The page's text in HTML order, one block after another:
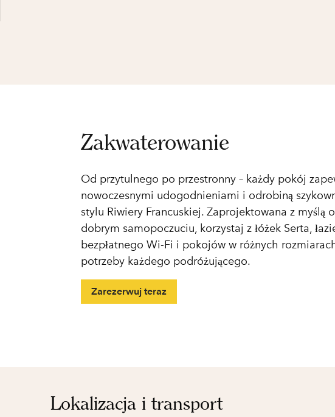
Zakwaterowanie
Od przytulnego po przestronny – każdy pokój
nowoczesnymi udogodnieniami i odrobiną
stylu Riwiery Francuskiej. Zaprojektowana z myślą
dobrym samopoczuciu, korzystaj z łóżek Serta,
bezpłatnego Wi-Fi i pokojów w różnych
potrzeby każdego podróżującego.
Zarezerwuj teraz
Lokalizacja i transport